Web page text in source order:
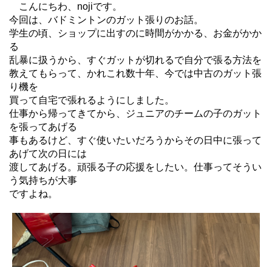
こんにちわ、nojiです。
今回は、バドミントンのガット張りのお話。
学生の頃、ショップに出すのに時間がかかる、お金がかか
る
乱暴に扱うから、すぐガットが切れるで自分で張る方法を
教えてもらって、かれこれ数十年、今では中古のガット張
り機を
買って自宅で張れるようにしました。
仕事から帰ってきてから、ジュニアのチームの子のガット
を張ってあげる
事もあるけど、すぐ使いたいだろうからその日中に張って
あげて次の日には
渡してあげる。頑張る子の応援をしたい。仕事ってそうい
う気持ちが大事
ですよね。